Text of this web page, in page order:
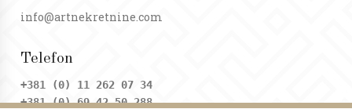
info@artnekretnine.com
Telefon
+381 (0) 11 262 07 34
+381 (0) 69 42 50 288